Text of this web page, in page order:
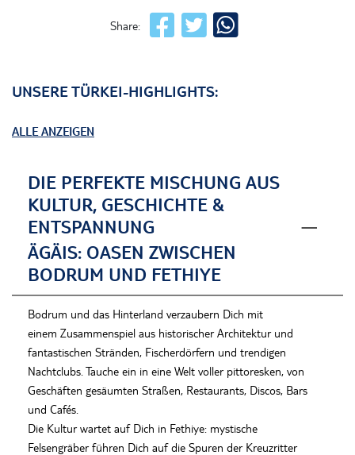
Share:
UNSERE TÜRKEI-HIGHLIGHTS:
ALLE ANZEIGEN
DIE PERFEKTE MISCHUNG AUS
KULTUR, GESCHICHTE &
ENTSPANNUNG
ÄGÄIS: OASEN ZWISCHEN
BODRUM UND FETHIYE
Bodrum und das Hinterland verzaubern Dich mit
einem Zusammenspiel aus historischer Architektur und
fantastischen Stränden, Fischerdörfern und trendigen
Nachtclubs. Tauche ein in eine Welt voller pittoresken, von
Geschäften gesäumten Straßen, Restaurants, Discos, Bars
und Cafés
Die Kultur wartet auf Dich in Fethiye: mystische
Felsengräberführen Dich auf die Spuren der Kreuzritter